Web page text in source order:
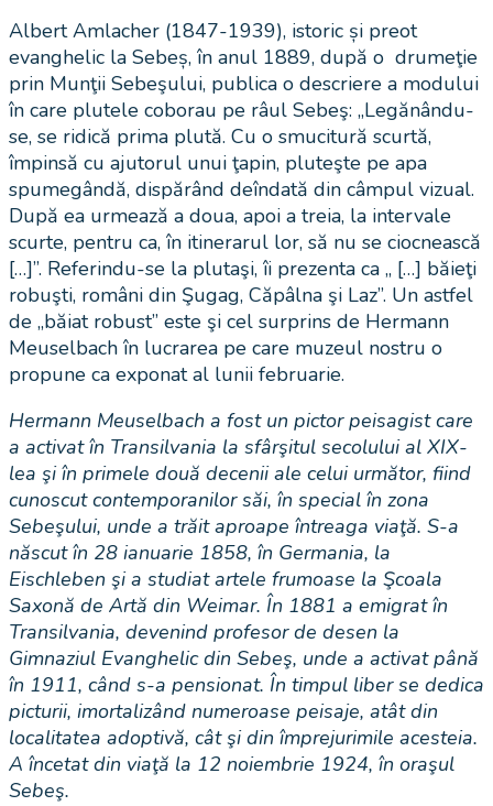
Albert Amlacher (1847-1939), istoric și preot
evanghelic la Sebeș, în anul 1889, după o drumeţie
prin Munţii Sebeşului, publica o descriere a modului
în care plutele coborau pe râul Sebeş: „Legănându-
se, se ridică prima plută. Cu o smucitură scurtă,
împinsă cu ajutorul unui ţapin, pluteşte pe apa
spumegândă, dispărând deîndată din câmpul vizual.
După ea urmează a doua, apoi a treia, la intervale
scurte, pentru ca, în itinerarul lor, să nu se ciocnească
[…]”. Referindu-se la plutaşi, îi prezenta ca „ […] băieţi
robuşti, români din Şugag, Căpâlna şi Laz”. Un astfel
de „băiat robust” este şi cel surprins de Hermann
Meuselbach în lucrarea pe care muzeul nostru o
propune ca exponat al lunii februarie.
Hermann Meuselbach a fost un pictor peisagist care
a activat în Transilvania la sfârşitul secolului al XIX-
lea şi în primele două decenii ale celui următor, fiind
cunoscut contemporanilor săi, în special în zona
Sebeşului, unde a trăit aproape întreaga viaţă. S-a
născut în 28 ianuarie 1858, în Germania, la
Eischleben şi a studiat artele frumoase la Şcoala
Saxonă de Artă din Weimar. În 1881 a emigrat în
Transilvania, devenind profesor de desen la
Gimnaziul Evanghelic din Sebeş, unde a activat până
în 1911, când s-a pensionat. În timpul liber se dedica
picturii, imortalizând numeroase peisaje, atât din
localitatea adoptivă, cât şi din împrejurimile acesteia.
A încetat din viaţă la 12 noiembrie 1924, în oraşul
Sebeş.